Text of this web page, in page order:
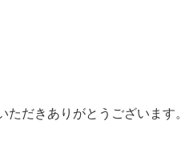
ただきありがとうございます。